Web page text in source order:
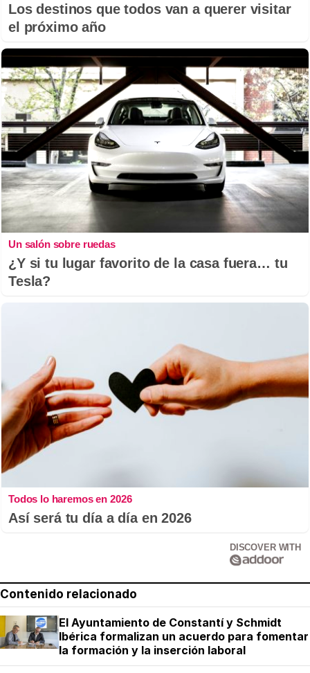
Los destinos que todos van a querer visitar
el próximo año
Un salón sobre ruedas
¿Y si tu lugar favorito de la casa fuera… tu
Tesla?
Todos lo haremos en 2026
Así será tu día a día en 2026
DISCOVER WITH
Contenido relacionado
El Ayuntamiento de Constantí y Schmidt
Ibérica formalizan un acuerdo para fomentar
la formación y la inserción laboral